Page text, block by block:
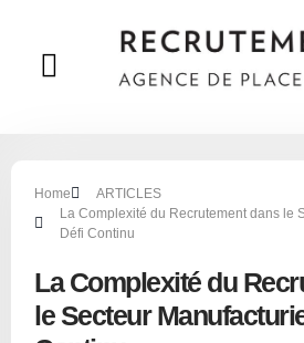
Home
ARTICLES
La Complexité du Recrutement dans le
Défi Continu
La Complexité du
le Secteur